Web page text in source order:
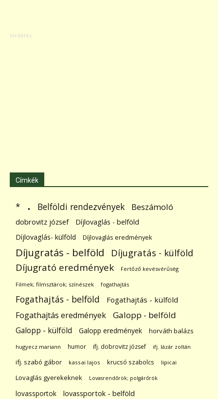
Címkék
* . Belföldi rendezvények Beszámoló
dobrovitz józsef
Díjlovaglás - belföld
Díjlovaglás- külföld
Díjlovaglás eredmények
Díjugratás - belföld Díjugratás - külföld
Díjugrató eredmények Fertőző kevésvérűség
Filmek; filmsztárok; színészek fogathajtás
Fogathajtás - belföld Fogathajtás - külföld
Fogathajtás eredmények Galopp - belföld
Galopp - külföld Galopp eredmények horváth balázs
hugyecz mariann humor ifj. dobrovitz józsef ifj. lázár zoltán
ifj. szabó gábor kassai lajos krucsó szabolcs lipicai
Lovaglás gyerekeknek Lovasrendőrök; polgárőrök
lovassportok lovassportok - belföld